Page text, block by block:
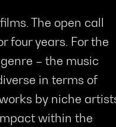
The open call
four years. For the
– the music
in terms of
by niche
within the